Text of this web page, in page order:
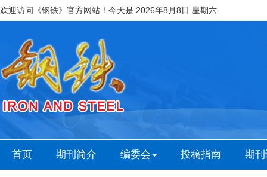
欢迎访问《钢铁》官方网站！今天是 2026年8月8日 星期六
首页 期刊简介 编委会 投稿指南 期